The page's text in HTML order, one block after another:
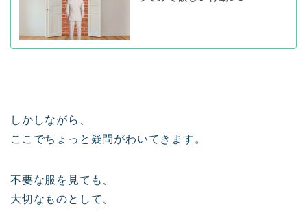
しかしながら、
ここでちょっと疑問がわいてきます。
不要な服を見ても、
大切なものとして、